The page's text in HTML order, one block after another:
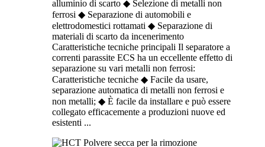
alluminio di scarto ◆ Selezione di metalli non
ferrosi ◆ Separazione di automobili e
elettrodomestici rottamati ◆ Separazione di
materiali di scarto da incenerimento
Caratteristiche tecniche principali Il separatore a
correnti parassite ECS ha un eccellente effetto di
separazione su vari metalli non ferrosi:
Caratteristiche tecniche ◆ Facile da usare,
separazione automatica di metalli non ferrosi e
non metalli; ◆ È facile da installare e può essere
collegato efficacemente a produzioni nuove ed
esistenti ...